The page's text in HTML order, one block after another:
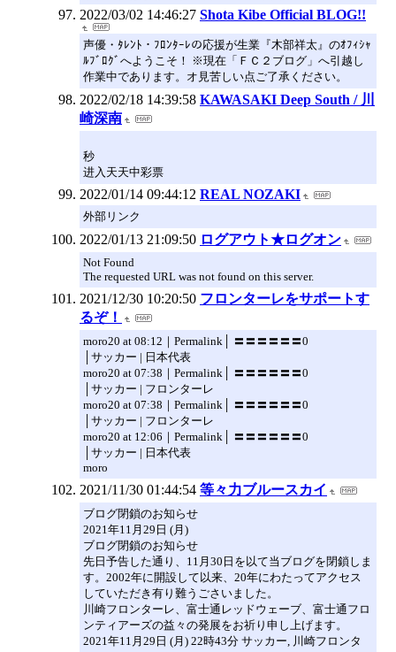
2022/03/02 14:46:27 Shota Kibe Official BLOG!!
声優・ﾀﾚﾝﾄ・ﾌﾛﾝﾀｰﾚの応援が生業『木部祥太』のｵﾌｨｼｬ
ﾙﾌﾞﾛｸﾞへようこそ！ ※現在「ＦＣ２ブログ」へ引越し
作業中であります。オ見苦しい点ご了承ください。
2022/02/18 14:39:58 KAWASAKI Deep South / 川
崎深南
秒
进入天天中彩票
2022/01/14 09:44:12 REAL NOZAKI
外部リンク
2022/01/13 21:09:50 ログアウト★ログオン
Not Found
The requested URL was not found on this server.
2021/12/30 10:20:50 フロンターレをサポートす
るぞ！
moro20 at 08:12｜Permalink│ 〓〓〓〓〓〓0
│サッカー | 日本代表
moro20 at 07:38｜Permalink│ 〓〓〓〓〓〓0
│サッカー | フロンターレ
moro20 at 07:38｜Permalink│ 〓〓〓〓〓〓0
│サッカー | フロンターレ
moro20 at 12:06｜Permalink│ 〓〓〓〓〓〓0
│サッカー | 日本代表
moro
2021/11/30 01:44:54 等々力ブルースカイ
ブログ閉鎖のお知らせ
2021年11月29日 (月)
ブログ閉鎖のお知らせ
先日予告した通り、11月30日を以て当ブログを閉鎖しま
す。2002年に開設して以来、20年にわたってアクセス
していただき有り難うごさいました。
川崎フロンターレ、富士通レッドウェーブ、富士通フロ
ンティアーズの益々の発展をお祈り申し上げます。
2021年11月29日 (月) 22時43分 サッカー, 川崎フロンタ